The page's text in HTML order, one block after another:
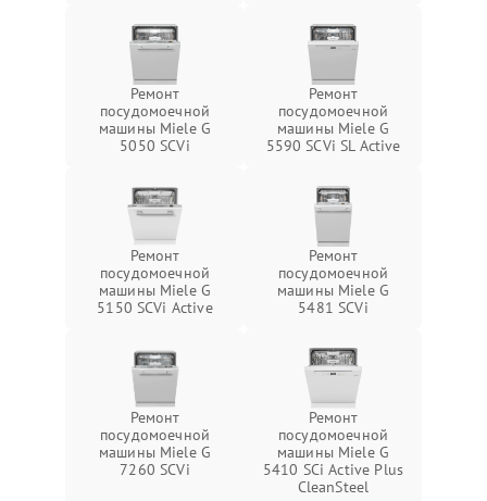
Ремонт
посудомоечной
машины Miele G
5050 SCVi
Ремонт
посудомоечной
машины Miele G
5590 SCVi SL Active
Ремонт
посудомоечной
машины Miele G
5150 SCVi Active
Ремонт
посудомоечной
машины Miele G
5481 SCVi
Ремонт
посудомоечной
машины Miele G
7260 SCVi
Ремонт
посудомоечной
машины Miele G
5410 SCi Active Plus
CleanSteel